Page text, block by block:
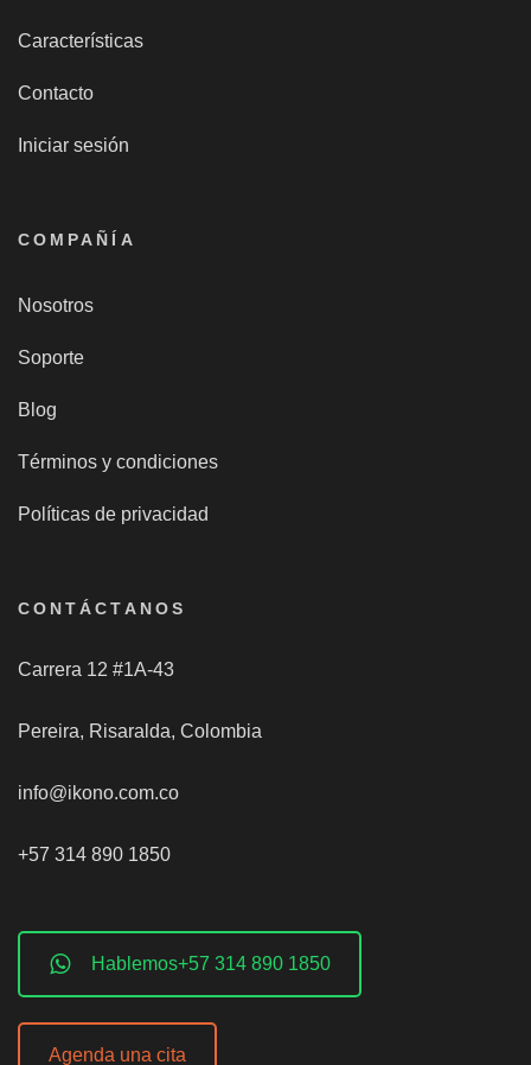
Características
Contacto
Iniciar sesión
COMPAÑÍA
Nosotros
Soporte
Blog
Términos y condiciones
Políticas de privacidad
CONTÁCTANOS
Carrera 12 #1A-43
Pereira, Risaralda, Colombia
info@ikono.com.co
+57 314 890 1850
Hablemos+57 314 890 1850
Agenda una cita